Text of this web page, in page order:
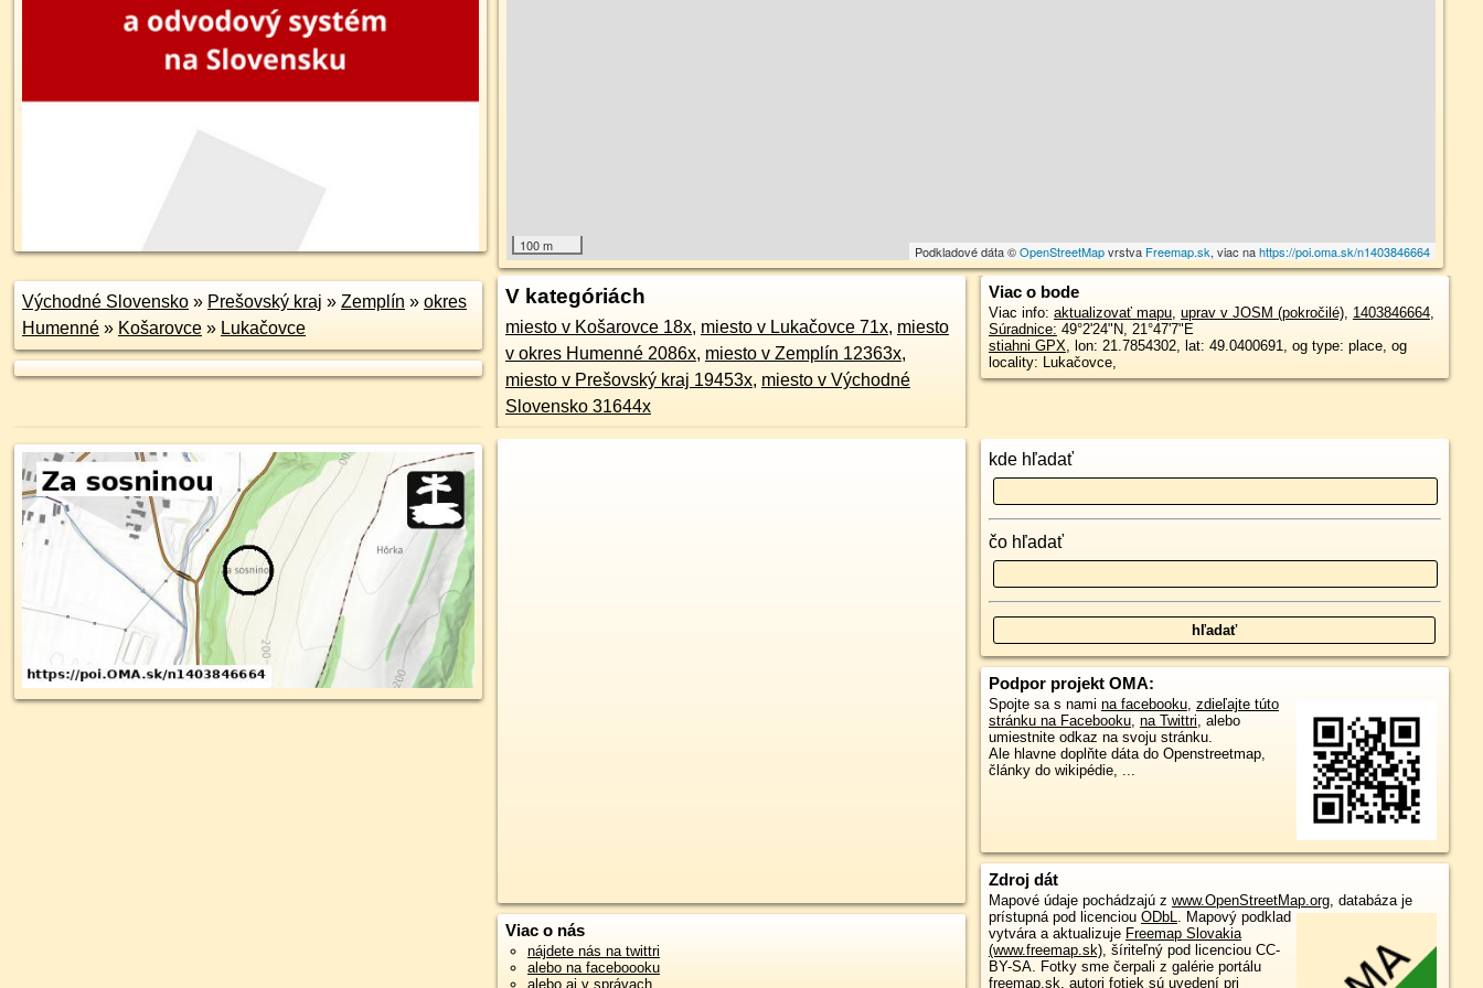
100 m Podkladové dáta ©OpenStreetMapvrstva Freemap.sk, viac nahttps://poi.oma.sk/n1403846664
Východné Slovensko » Prešovský kraj » Zemplín » okres
Humenné » Košarovce » Lukačovce
V kategóriách
miesto v Košarovce 18x, miesto v Lukačovce 71x, miesto
v okres Humenné 2086x, miesto v Zemplín 12363x,
miesto v Prešovský kraj 19453x, miesto v Východné
Slovensko 31644x
Viac o bode
Viac info: aktualizovať mapu, uprav v JOSM (pokročilé), 1403846664,
Súradnice: 49°2'24"N, 21°47'7"E
stiahni GPX, lon: 21.7854302, lat: 49.0400691, og type: place, og
locality: Lukačovce,
Viac o nás
nájdete nás na twittri
alebo na faceboooku
alebo aj v správach
kde hľadať
čo hľadať
Podpor projekt OMA:
Spojte sa s nami na facebooku, zdieľajte túto
stránku na Facebooku, na Twittri, alebo
umiestnite odkaz na svoju stránku.
Ale hlavne doplňte dáta do Openstreetmap,
články do wikipédie, ...
Zdroj dát
Mapové údaje pochádzajú z www.OpenStreetMap.org, databáza je
prístupná pod licenciou ODbL. Mapový podklad
vytvára a aktualizuje Freemap Slovakia
(www.freemap.sk), šíriteľný pod licenciou CC-
BY-SA. Fotky sme čerpali z galérie portálu
freemap.sk, autori fotiek sú uvedení pri